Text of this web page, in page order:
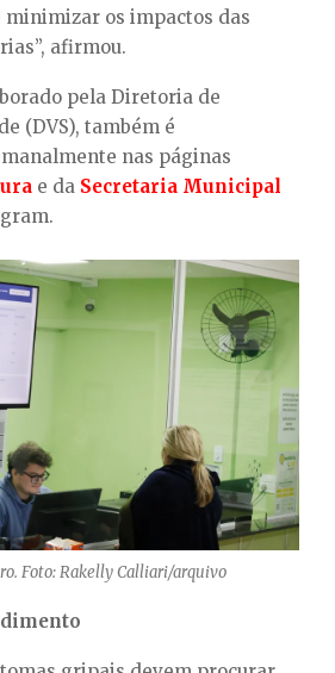
minimizar os impactos das
afirmou.
pela Diretoria de
(DVS), também é
nas páginas
e da Secretaria Municipal
Foto: Rakelly Calliari/arquivo